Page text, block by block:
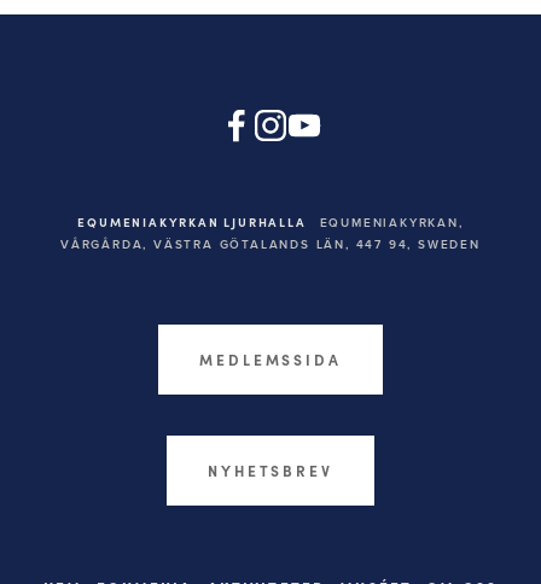
EQUMENIAKYRKAN LJURHALLA
EQUMENIAKYRKAN,
VÅRGÅRDA, VÄSTRA GÖTALANDS LÄN, 447 94, SWEDEN
MEDLEMSSIDA
NYHETSBREV